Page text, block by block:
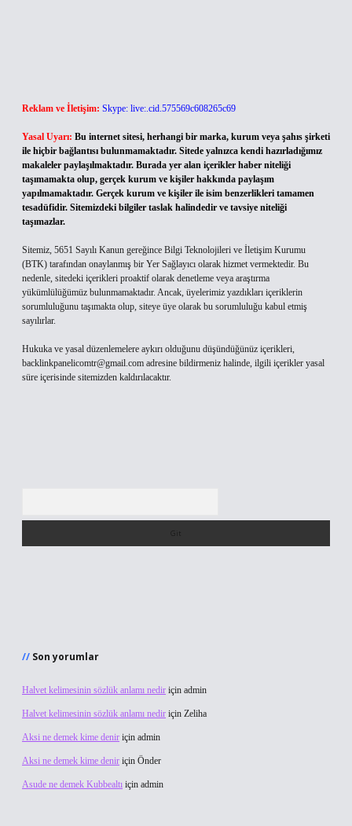
Reklam ve İletişim: Skype: live:.cid.575569c608265c69
Yasal Uyarı: Bu internet sitesi, herhangi bir marka, kurum veya şahıs şirketi
ile hiçbir bağlantısı bulunmamaktadır. Sitede yalnızca kendi hazırladığımız
makaleler paylaşılmaktadır. Burada yer alan içerikler haber niteliği
taşımamakta olup, gerçek kurum ve kişiler hakkında paylaşım
yapılmamaktadır. Gerçek kurum ve kişiler ile isim benzerlikleri tamamen
tesadüfidir. Sitemizdeki bilgiler taslak halindedir ve tavsiye niteliği
taşımazlar.
Sitemiz, 5651 Sayılı Kanun gereğince Bilgi Teknolojileri ve İletişim Kurumu
(BTK) tarafından onaylanmış bir Yer Sağlayıcı olarak hizmet vermektedir. Bu
nedenle, sitedeki içerikleri proaktif olarak denetleme veya araştırma
yükümlülüğümüz bulunmamaktadır. Ancak, üyelerimiz yazdıkları içeriklerin
sorumluluğunu taşımakta olup, siteye üye olarak bu sorumluluğu kabul etmiş
sayılırlar.
Hukuka ve yasal düzenlemelere aykırı olduğunu düşündüğünüz içerikleri,
backlinkpanelicomtr@gmail.com adresine bildirmeniz halinde, ilgili içerikler yasal
süre içerisinde sitemizden kaldırılacaktır.
Son yorumlar
Halvet kelimesinin sözlük anlamı nedir için admin
Halvet kelimesinin sözlük anlamı nedir için Zeliha
Aksi ne demek kime denir için admin
Aksi ne demek kime denir için Önder
Asude ne demek Kubbealtı için admin